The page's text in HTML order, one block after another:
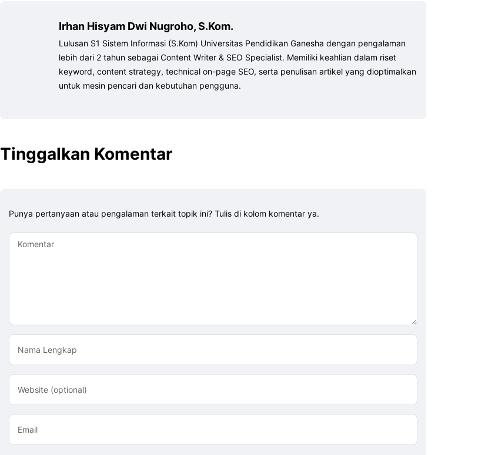
Irhan Hisyam Dwi Nugroho, S.Kom.
Lulusan S1 Sistem Informasi (S.Kom) Universitas Pendidikan Ganesha dengan pengalaman
lebih dari 2 tahun sebagai Content Writer & SEO Specialist. Memiliki keahlian dalam riset
keyword, content strategy, technical on-page SEO, serta penulisan artikel yang dioptimalkan
untuk mesin pencari dan kebutuhan pengguna.
Tinggalkan Komentar
Punya pertanyaan atau pengalaman terkait topik ini? Tulis di kolom komentar ya.
Komentar
Nama Lengkap
Website (optional)
Email